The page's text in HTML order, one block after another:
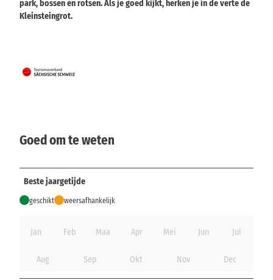
park, bossen en rotsen. Als je goed kijkt, herken je in de verte de
Kleinsteingrot.
Goed om te weten
Beste jaargetijde
geschikt weersafhankelijk
Jan Feb Maa Apr Mei Jun Jul
Aug Sep Okt Nov Dec